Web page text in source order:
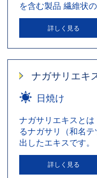
を含む製品 繊維状
配合され、まつげを
詳しく見る
ナガサリエキ
日焼け
ナガサリエキスと
るナガサリ（和名
出したエキスです
き 肌の新陳代謝を
詳しく見る